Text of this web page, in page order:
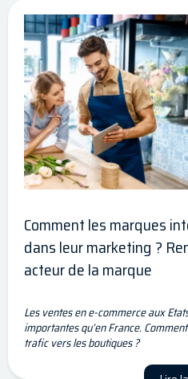
Comment les marques
dans leur marketing ?
acteur de la marque
Les ventes en e-commerce aux
importantes qu’en France.
trafic vers les boutiques ?